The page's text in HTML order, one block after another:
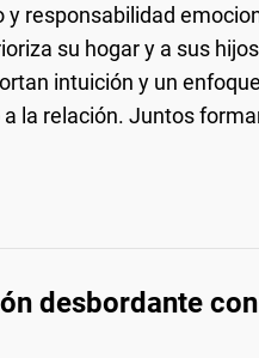
responsabilidad
su hogar y a sus
intuición y un
la relación. Juntos
desbordante